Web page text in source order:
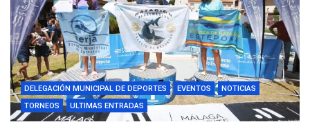
DELEGACIÓN MUNICIPAL DE DEPORTES EVENTOS
NOTICIAS
TORNEOS
ULTIMAS ENTRADAS